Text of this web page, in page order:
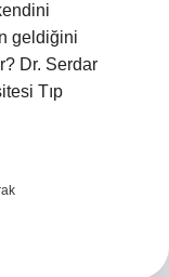
geldiğini
Dr. Serdar
Tıp